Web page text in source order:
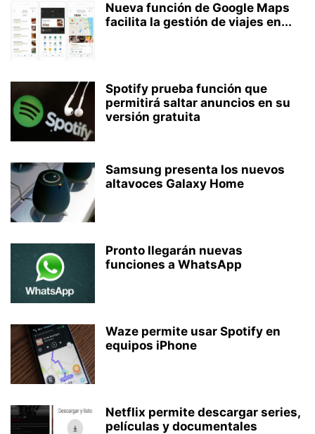
Nueva función de Google Maps
facilita la gestión de viajes en...
Spotify prueba función que
permitirá saltar anuncios en su
versión gratuita
Samsung presenta los nuevos
altavoces Galaxy Home
Pronto llegarán nuevas
funciones a WhatsApp
Waze permite usar Spotify en
equipos iPhone
Netflix permite descargar series,
películas y documentales